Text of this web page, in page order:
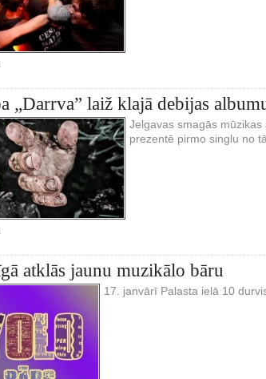
„Darrva” laiž klajā debijas
Jelgavas smagās mūzikas
prezentē pirmo singlu no
atklās jaunu muzikālo bāru
17. janvārī Palasta ielā 10